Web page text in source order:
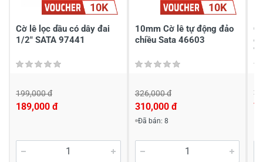
Viết nhận xét của bạn
Viết nhận xét về sản phẩm
Đánh giá sao
10K
Cờ lê lọc dầu có dây đai
1/2" SATA 97441
199,000 đ
189,000 đ
10K
10mm Cờ lê tự động đảo
chiều Sata 46603
326,000 đ
310,000 đ
Đã bán: 8